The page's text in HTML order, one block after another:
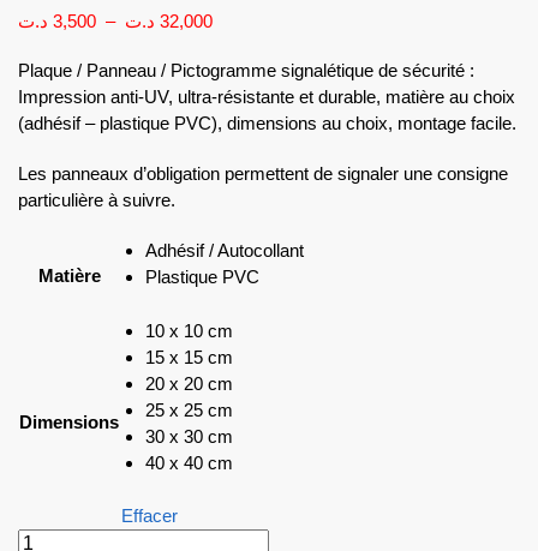
3,500 د.ت – 32,000 د.ت
Plaque / Panneau / Pictogramme signalétique de sécurité :
Impression anti-UV, ultra-résistante et durable, matière au choix
(adhésif – plastique PVC), dimensions au choix, montage facile.
Les panneaux d’obligation permettent de signaler une consigne
particulière à suivre.
Matière
Adhésif / Autocollant
Plastique PVC
Dimensions
10 x 10 cm
15 x 15 cm
20 x 20 cm
25 x 25 cm
30 x 30 cm
40 x 40 cm
Effacer